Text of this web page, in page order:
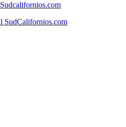
Sudcalifornios.com